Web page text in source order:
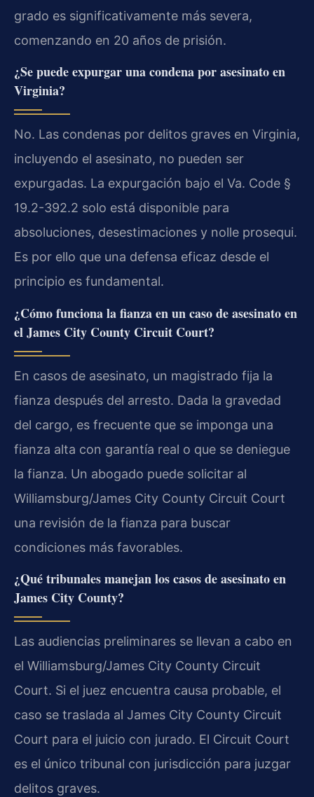
grado es significativamente más severa,
comenzando en 20 años de prisión.
¿Se puede expurgar una condena por asesinato en
Virginia?
No. Las condenas por delitos graves en Virginia,
incluyendo el asesinato, no pueden ser
expurgadas. La expurgación bajo el Va. Code §
19.2-392.2 solo está disponible para
absoluciones, desestimaciones y nolle prosequi.
Es por ello que una defensa eficaz desde el
principio es fundamental.
¿Cómo funciona la fianza en un caso de asesinato en
el James City County Circuit Court?
En casos de asesinato, un magistrado fija la
fianza después del arresto. Dada la gravedad
del cargo, es frecuente que se imponga una
fianza alta con garantía real o que se deniegue
la fianza. Un abogado puede solicitar al
Williamsburg/James City County Circuit Court
una revisión de la fianza para buscar
condiciones más favorables.
¿Qué tribunales manejan los casos de asesinato en
James City County?
Las audiencias preliminares se llevan a cabo en
el Williamsburg/James City County Circuit
Court. Si el juez encuentra causa probable, el
caso se traslada al James City County Circuit
Court para el juicio con jurado. El Circuit Court
es el único tribunal con jurisdicción para juzgar
delitos graves.